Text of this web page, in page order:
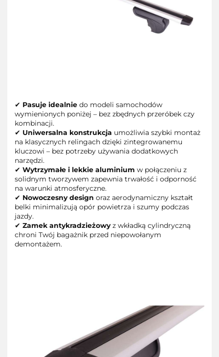
✔ Pasuje idealnie do modeli samochodów
wymienionych poniżej – bez zbędnych przeróbek czy
kombinacji.
✔ Uniwersalna konstrukcja umożliwia szybki montaż
na klasycznych relingach dzięki zintegrowanemu
kluczowi – bez potrzeby używania dodatkowych
narzędzi.
✔ Wytrzymałe i lekkie aluminium w połączeniu z
solidnym tworzywem zapewnia trwałość i odporność
na warunki atmosferyczne.
✔ Nowoczesny design oraz aerodynamiczny kształt
belki minimalizują opór powietrza i szumy podczas
jazdy.
✔ Zamek antykradzieżowyz wkładką cylindryczną
chroni Twój bagażnik przed niepowołanym
demontażem.